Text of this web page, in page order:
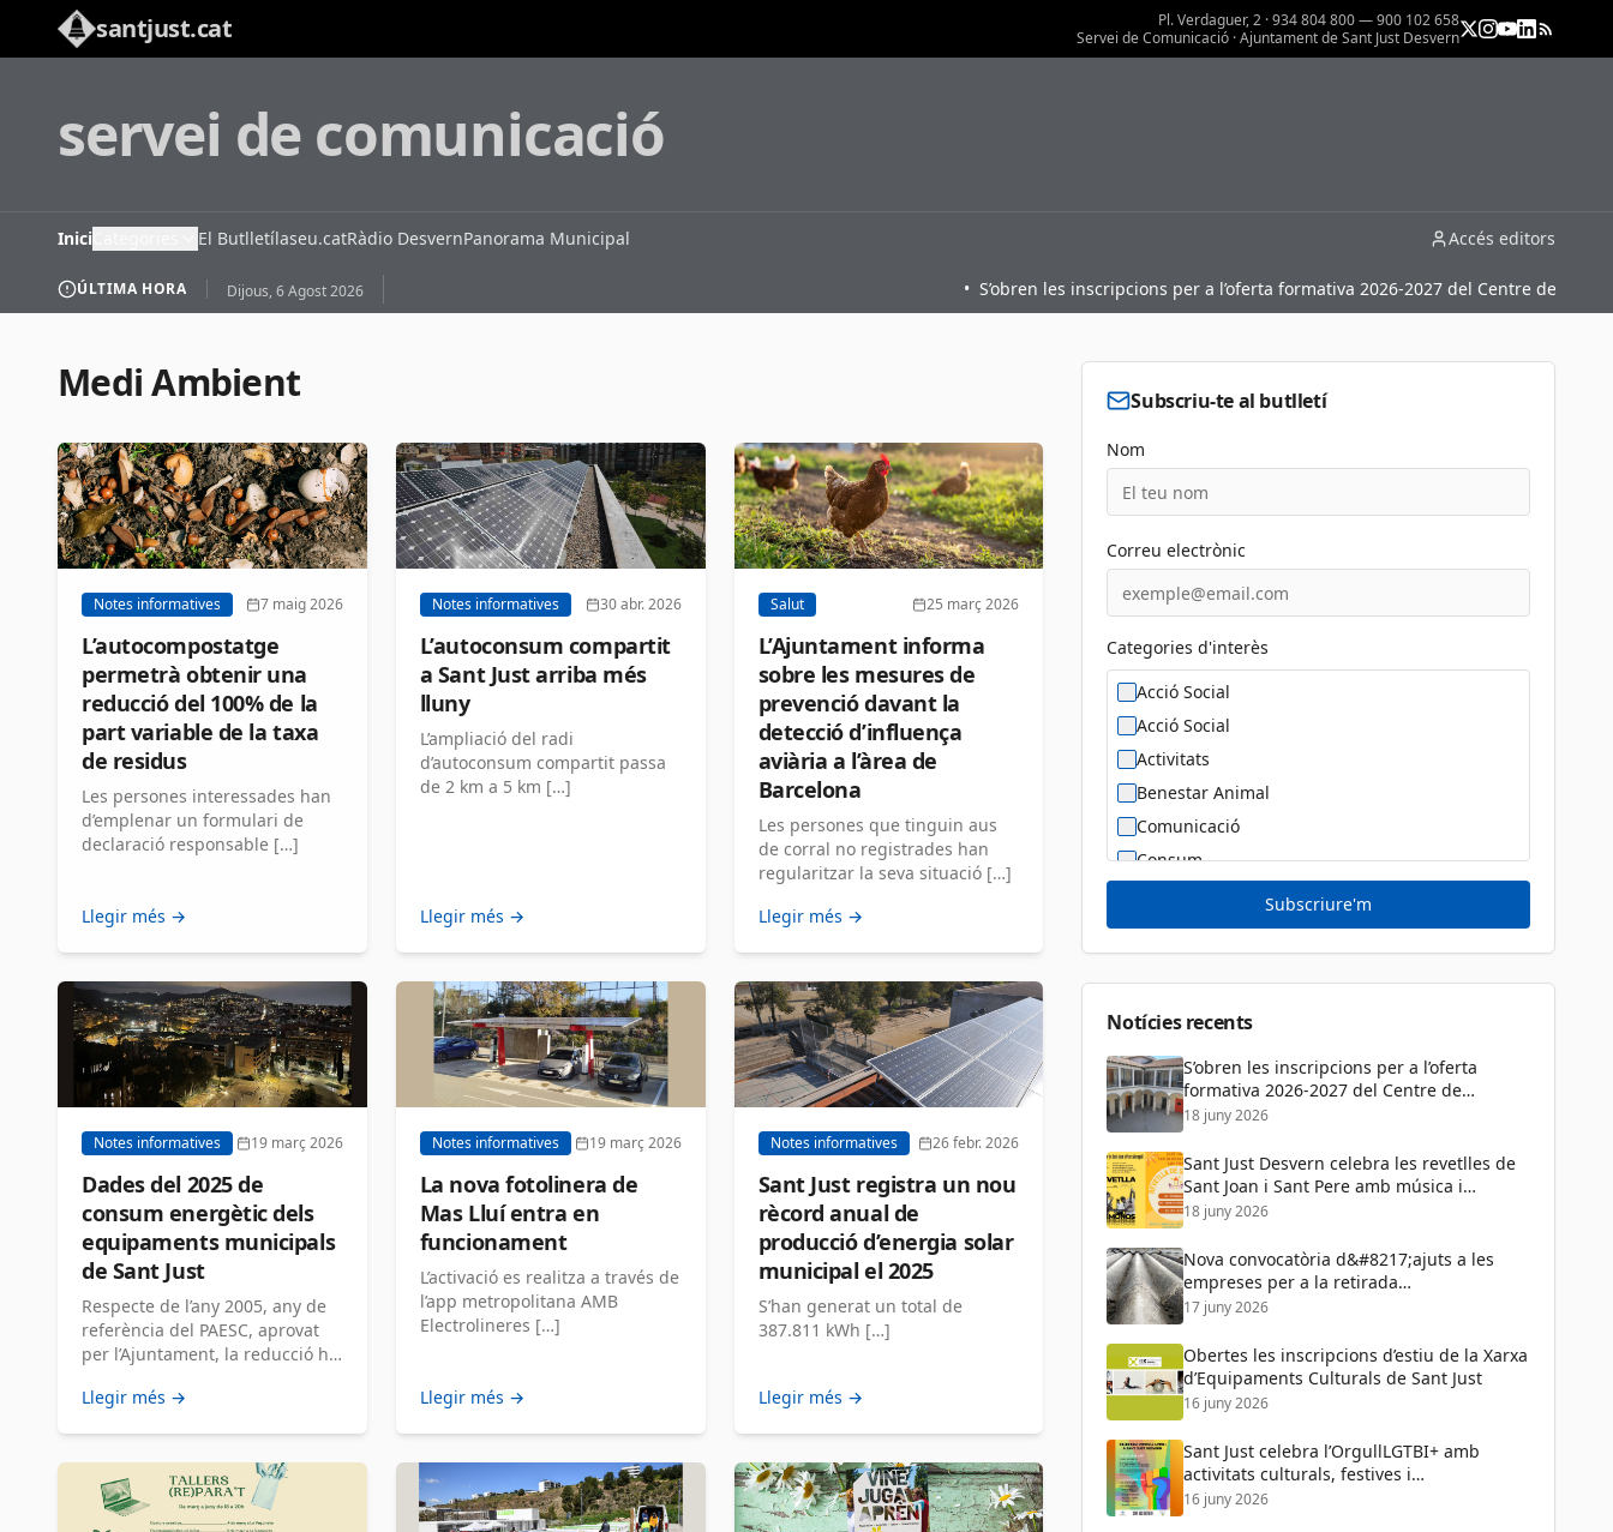
santjust.cat
Pl. Verdaguer, 2 · 934 804 800 — 900 102 658
Servei de Comunicació · Ajuntament de Sant Just Desvern
servei de comunicació
Inici El Butlletílaseu.catRàdio DesvernPanorama Municipal Accés editors
ÚLTIMA HORA Dijous, 6 Agost 2026 S’obren les inscripcions per a l’oferta formativa 2026-2027 del Centre de Formació de
Medi Ambient
Notes informatives 7 maig 2026
L’autocompostatge
permetrà obtenir una
reducció del 100% de la
part variable de la taxa
de residus
Les persones interessades han
d’emplenar un formulari de
declaració responsable […]
Llegir més →
Notes informatives 30 abr. 2026
L’autoconsum compartit
a Sant Just arriba més
lluny
L’ampliació del radi
d’autoconsum compartit passa
de 2 km a 5 km […]
Llegir més →
Salut 25 març 2026
L’Ajuntament informa
sobre les mesures de
prevenció davant la
detecció d’influença
aviària a l’àrea de
Barcelona
Les persones que tinguin aus
de corral no registrades han
regularitzar la seva situació […]
Llegir més →
Notes informatives 19 març 2026
Dades del 2025 de
consum energètic dels
equipaments municipals
de Sant Just
Respecte de l’any 2005, any de
referència del PAESC, aprovat
per l’Ajuntament, la reducció ha
Llegir més →
Notes informatives 19 març 2026
La nova fotolinera de
Mas Lluí entra en
funcionament
L’activació es realitza a través de
l’app metropolitana AMB
Electrolineres […]
Llegir més →
Notes informatives 26 febr. 2026
Sant Just registra un nou
rècord anual de
producció d’energia solar
municipal el 2025
S’han generat un total de
387.811 kWh […]
Llegir més →
Subscriu-te al butlletí
Nom
Correu electrònic
Categories d'interès
Acció Social
Acció Social
Activitats
Benestar Animal
Comunicació
Consum
Diversitat Sexual i de Gènere
Dona
Subscriure'm
Notícies recents
S’obren les inscripcions per a l’oferta
formativa 2026-2027 del Centre de
Formació de Persones Adultes
18 juny 2026
Sant Just Desvern celebra les revetlles de
Sant Joan i Sant Pere amb música i
activitats per a tots els públics
18 juny 2026
Nova convocatòria d&#8217;ajuts a les
empreses per a la retirada
d&#8217;amiant
17 juny 2026
Obertes les inscripcions d’estiu de la Xarxa
d’Equipaments Culturals de Sant Just
16 juny 2026
Sant Just celebra l’OrgullLGTBI+ amb
activitats culturals, festives i
reivindicatives
16 juny 2026